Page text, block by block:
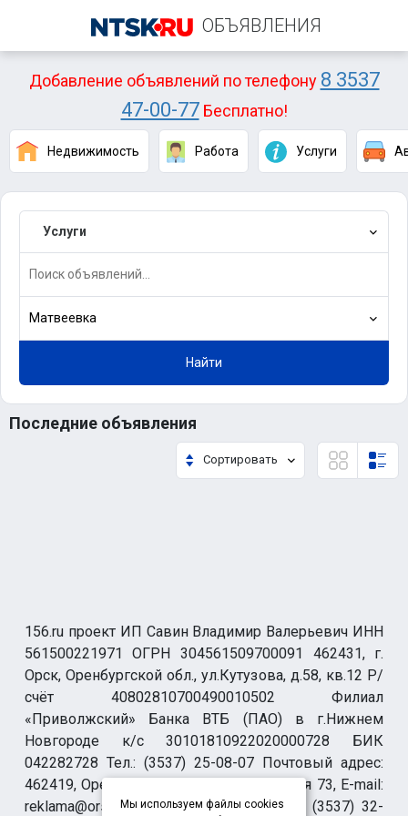
ОБЪЯВЛЕНИЯ
Добавление объявлений по телефону 8 3537
47-00-77Бесплатно!
Недвижимость Работа Услуги
Услуги
Матвеевка
Найти
Последние объявления
Сортировать
156.ru проект ИП Савин Владимир Валерьевич ИНН
561500221971 ОГРН 304561509700091 462431, г.
Орск, Оренбургской обл., ул.Кутузова, д.58, кв.12 Р/
счёт 40802810700490010502 Филиал
«Приволжский» Банка ВТБ (ПАО) в г.Нижнем
Новгороде к/с 30101810922020000728 БИК
042282728 Тел.: (3537) 25-08-07 Почтовый адрес:
462419, Оренбургская обл., г. Орск-19 а/я 73, E-mail:
reklama@orsk.ru ТЕЛЕФОН МОДЕРАЦИИ (3537) 32-
Мы используем файлы cookies